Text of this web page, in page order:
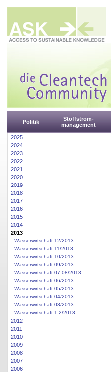
Politik
Stoffstrom-
management
2025
2024
2023
2022
2021
2020
2019
2018
2017
2016
2015
2014
2013
Wasserwirtschaft 12/2013
Wasserwirtschaft 11/2013
Wasserwirtschaft 10/2013
Wasserwirtschaft 09/2013
Wasserwirtschaft 07-08/2013
Wasserwirtschaft 06/2013
Wasserwirtschaft 05/2013
Wasserwirtschaft 04/2013
Wasserwirtschaft 03/2013
Wasserwirtschaft 1-2/2013
2012
2011
2010
2009
2008
2007
2006